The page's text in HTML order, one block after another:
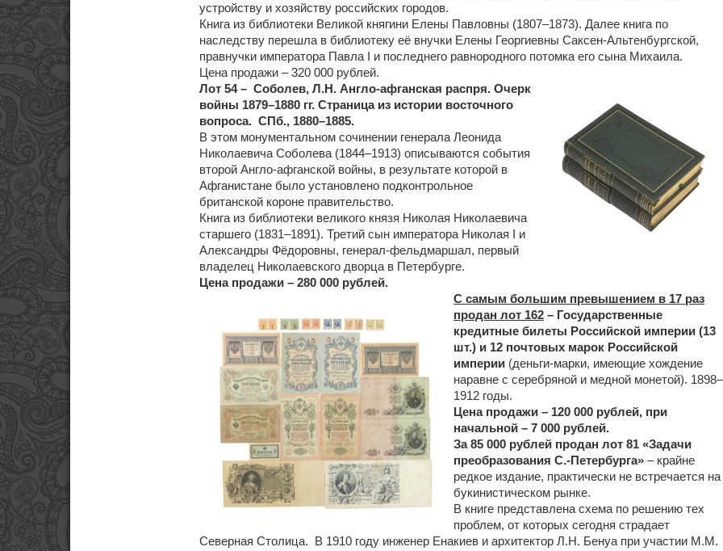
устройству и хозяйству российских городов.
Книга из библиотеки Великой княгини Елены Павловны (1807–1873). Далее книга по
наследству перешла в библиотеку её внучки Елены Георгиевны Саксен-Альтенбургской,
правнучки императора Павла I и последнего равнородного потомка его сына Михаила.
Цена продажи – 320 000 рублей.
Лот 54 – Соболев, Л.Н. Англо-афганская распря. Очерк
войны 1879–1880 гг. Страница из истории восточного
вопроса. СПб., 1880–1885.
В этом монументальном сочинении генерала Леонида
Николаевича Соболева (1844–1913) описываются события
второй Англо-афганской войны, в результате которой в
Афганистане было установлено подконтрольное
британской короне правительство.
Книга из библиотеки великого князя Николая Николаевича
старшего (1831–1891). Третий сын императора Николая I и
Александры Фёдоровны, генерал-фельдмаршал, первый
владелец Николаевского дворца в Петербурге.
Цена продажи – 280 000 рублей.
С самым большим превышением в 17 раз
продан лот 162 – Государственные
кредитные билеты Российской империи (13
шт.) и 12 почтовых марок Российской
империи (деньги-марки, имеющие хождение
наравне с серебряной и медной монетой). 1898–
1912 годы.
Цена продажи – 120 000 рублей, при
начальной – 7 000 рублей.
За 85 000 рублей продан лот 81 «Задачи
преобразования С.-Петербурга» – крайне
редкое издание, практически не встречается на
букинистическом рынке.
В книге представлена схема по решению тех
проблем, от которых сегодня страдает
Северная Столица. В 1910 году инженер Енакиев и архитектор Л.Н. Бенуа при участии М.М.